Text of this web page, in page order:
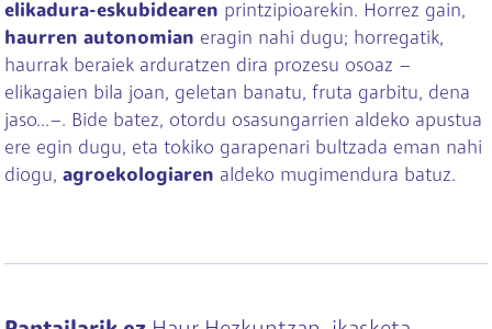
elikadura-eskubidearen printzipioarekin. Horrez gain,
haurren autonomian eragin nahi dugu; horregatik,
haurrak beraiek arduratzen dira prozesu osoaz –
elikagaien bila joan, geletan banatu, fruta garbitu, dena
jaso...–. Bide batez, otordu osasungarrien aldeko apustua
ere egin dugu, eta tokiko garapenari bultzada eman nahi
diogu, agroekologiaren aldeko mugimendura batuz.